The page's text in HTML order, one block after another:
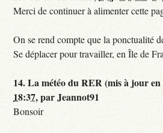
Merci de continuer à alimenter cette
On se rend compte que la ponctualité
Se déplacer pour travailler, en Île de
14.La météo du RER (mis à jour
18:37,parJeannot91
Bonsoir